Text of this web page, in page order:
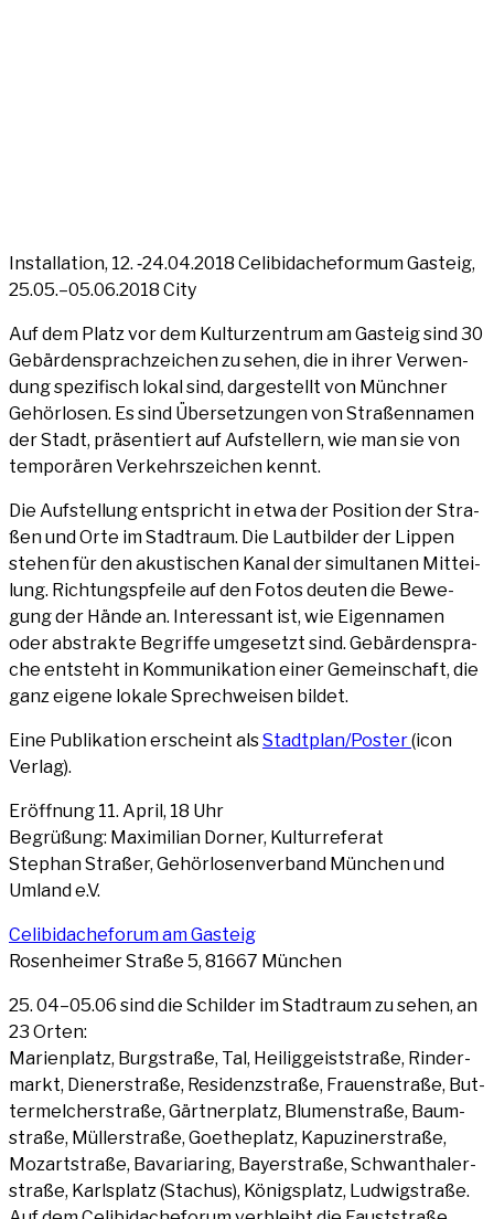
Instal­la­ti­on, 12. ‑24.04.2018 Celi­bi­da­cheformum Gas­teig,
25.05.–05.06.2018 City
Auf dem Platz vor dem Kul­tur­zen­trum am Gas­teig sind 30
Gebär­den­sprach­zei­chen zu sehen, die in ihrer Ver­wen­
dung spe­zi­fisch lokal sind, dar­ge­stellt von Münch­ner
Gehör­lo­sen. Es sind Über­set­zun­gen von Stra­ßen­na­men
der Stadt, prä­sen­tiert auf Auf­stel­lern, wie man sie von
tem­po­rä­ren Ver­kehrs­zei­chen kennt.
Die Auf­stel­lung ent­spricht in etwa der Posi­ti­on der Stra­
ßen und Orte im Stadt­raum. Die Laut­bil­der der Lip­pen
ste­hen für den akus­ti­schen Kanal der simul­ta­nen Mit­tei­
lung. Rich­tungs­pfei­le auf den Fotos deu­ten die Bewe­
gung der Hän­de an. Inter­es­sant ist, wie Eigen­na­men
oder abs­trak­te Begrif­fe umge­setzt sind. Gebär­den­spra­
che ent­steht in Kom­mu­ni­ka­ti­on einer Gemein­schaft, die
ganz eige­ne loka­le Sprech­wei­sen bildet.
Eine Publi­ka­ti­on erscheint alsStadtplan/Poster(icon
Ver­lag).
Eröff­nung 11. April, 18 Uhr
Begrü­ßung: Maxi­mi­li­an Dor­ner, Kul­tur­re­fe­rat
Ste­phan Stra­ßer, Gehör­lo­sen­ver­band Mün­chen und
Umland e.V.
Celi­bi­da­chefo­rum am Gas­teig
Rosen­hei­mer Stra­ße 5, 81667 München
25. 04–05.06 sind die Schil­der im Stadt­raum zu sehen, an
23 Orten:
Mari­en­platz, Burg­stra­ße, Tal, Hei­lig­geist­stra­ße, Rin­der­
markt, Die­ner­stra­ße, Resi­denz­stra­ße, Frau­en­stra­ße, But­
ter­mel­ch­er­stra­ße, Gärt­ner­platz, Blu­men­stra­ße, Baum­
stra­ße, Mül­lerstra­ße, Goe­the­platz, Kapu­zi­ner­stra­ße,
Mozart­stra­ße, Bava­ria­ring, Bay­er­stra­ße, Schwan­tha­ler­
stra­ße, Karls­platz (Sta­chus), Königs­platz, Lud­wig­stra­ße.